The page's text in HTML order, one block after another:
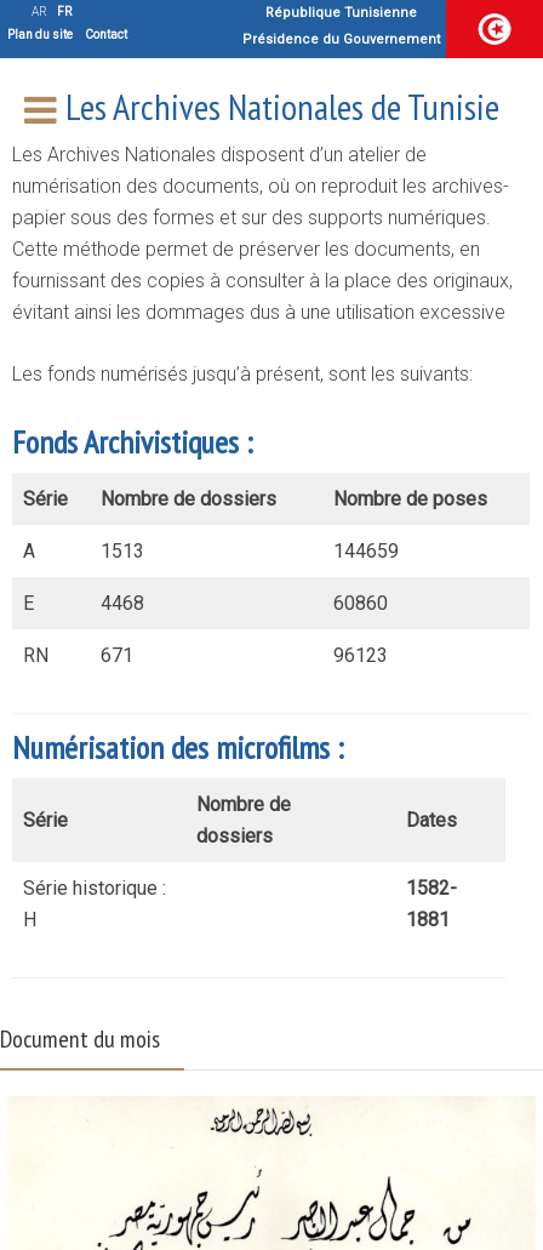
République Tunisienne
Présidence du Gouvernement
AR
FR
Plan du site
Contact
Les Archives Nationales de Tunisie
Numérisation des documents
d’archives
Les Archives Nationales disposent d’un atelier de
numérisation des documents, où on reproduit les archives-
papier sous des formes et sur des supports numériques.
Cette méthode permet de préserver les documents, en
fournissant des copies à consulter à la place des originaux,
évitant ainsi les dommages dus à une utilisation excessive
Les fonds numérisés jusqu’à présent, sont les suivants:
Fonds Archivistiques :
Série Nombre de dossiers Nombre de poses
A 1513 144659
E 4468 60860
RN 671 96123
Numérisation des microfilms :
Série
Nombre de
dossiers
Dates
Série historique :
H
1582-
1881
Document du mois